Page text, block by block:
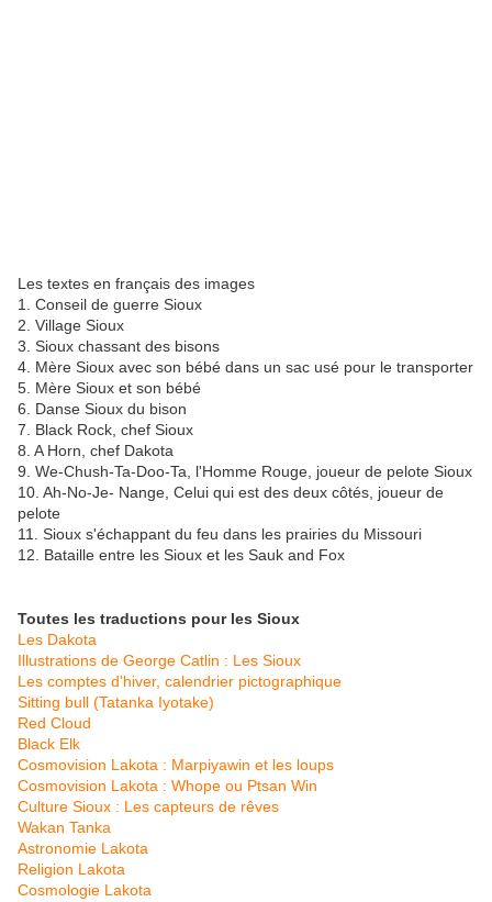
Les textes en français des images
1. Conseil de guerre Sioux
2. Village Sioux
3. Sioux chassant des bisons
4. Mère Sioux avec son bébé dans un sac usé pour le transporter
5. Mère Sioux et son bébé
6. Danse Sioux du bison
7. Black Rock, chef Sioux
8. A Horn, chef Dakota
9. We-Chush-Ta-Doo-Ta, l'Homme Rouge, joueur de pelote Sioux
10. Ah-No-Je- Nange, Celui qui est des deux côtés, joueur de
pelote
11. Sioux s'échappant du feu dans les prairies du Missouri
12. Bataille entre les Sioux et les Sauk and Fox
Toutes les traductions pour les Sioux
Les Dakota
Illustrations de George Catlin : Les Sioux
Les comptes d'hiver, calendrier pictographique
Sitting bull (Tatanka Iyotake)
Red Cloud
Black Elk
Cosmovision Lakota : Marpiyawin et les loups
Cosmovision Lakota : Whope ou Ptsan Win
Culture Sioux : Les capteurs de rêves
Wakan Tanka
Astronomie Lakota
Religion Lakota
Cosmologie Lakota